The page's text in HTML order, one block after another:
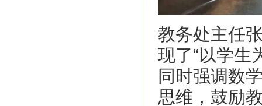
教务处主任
现了“以学生
同时强调数
思维，鼓励